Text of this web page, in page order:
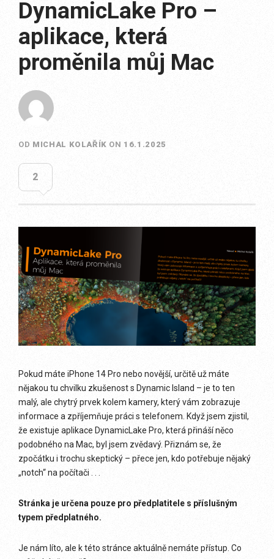
DynamicLake Pro –
aplikace, která
proměnila můj Mac
OD MICHAL KOLAŘÍK ON 16.1.2025
2
Pokud máte iPhone 14 Pro nebo novější, určitě už máte
nějakou tu chvilku zkušenost s Dynamic Island – je to ten
malý, ale chytrý prvek kolem kamery, který vám zobrazuje
informace a zpříjemňuje práci s telefonem. Když jsem zjistil,
že existuje aplikace DynamicLake Pro, která přináší něco
podobného na Mac, byl jsem zvědavý. Přiznám se, že
zpočátku i trochu skeptický – přece jen, kdo potřebuje nějaký
„notch“ na počítači . . .
Stránka je určena pouze pro předplatitele s příslušným
typem předplatného.
Je nám líto, ale k této stránce aktuálně nemáte přístup. Co